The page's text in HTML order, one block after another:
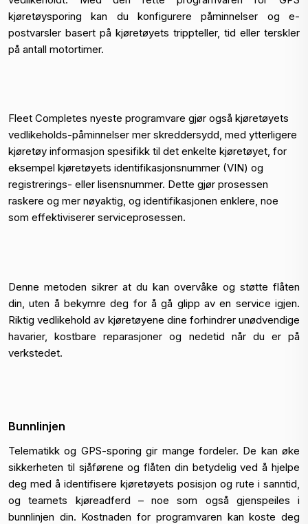
kjøretøysporing kan du konfigurere påminnelser og e-
postvarsler basert på kjøretøyets trippteller, tid eller terskler
på antall motortimer.
Fleet Completes nyeste programvare gjør også kjøretøyets
vedlikeholds-påminnelser mer skreddersydd, med ytterligere
kjøretøy informasjon spesifikk til det enkelte kjøretøyet, for
eksempel kjøretøyets identifikasjonsnummer (VIN) og
registrerings- eller lisensnummer. Dette gjør prosessen
raskere og mer nøyaktig, og identifikasjonen enklere, noe
som effektiviserer serviceprosessen.
Denne metoden sikrer at du kan overvåke og støtte flåten
din, uten å bekymre deg for å gå glipp av en service igjen.
Riktig vedlikehold av kjøretøyene dine forhindrer unødvendige
havarier, kostbare reparasjoner og nedetid når du er på
verkstedet.
Bunnlinjen
Telematikk og GPS-sporing gir mange fordeler. De kan øke
sikkerheten til sjåførene og flåten din betydelig ved å hjelpe
deg med å identifisere kjøretøyets posisjon og rute i sanntid,
og teamets kjøreadferd – noe som også gjenspeiles i
bunnlinjen din. Kostnaden for programvaren kan koste deg